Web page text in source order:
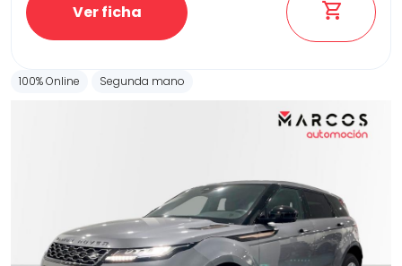
Ver ficha
100% Online Segunda mano